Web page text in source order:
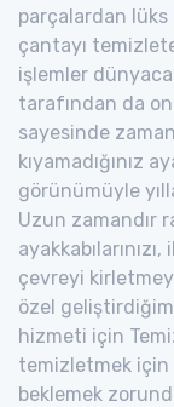
parçalardan lüks
çantayı
işlemler
tarafından da
sayesinde
kıyamadığınız
görünümüyle
Uzun zamandır
çevreyi
özel
hizmeti için
temizletmek için
beklemek